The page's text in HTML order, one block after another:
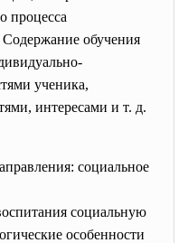
процесса
обучения
ученика,
интересами и т. д.
социальное
социальную
особенности